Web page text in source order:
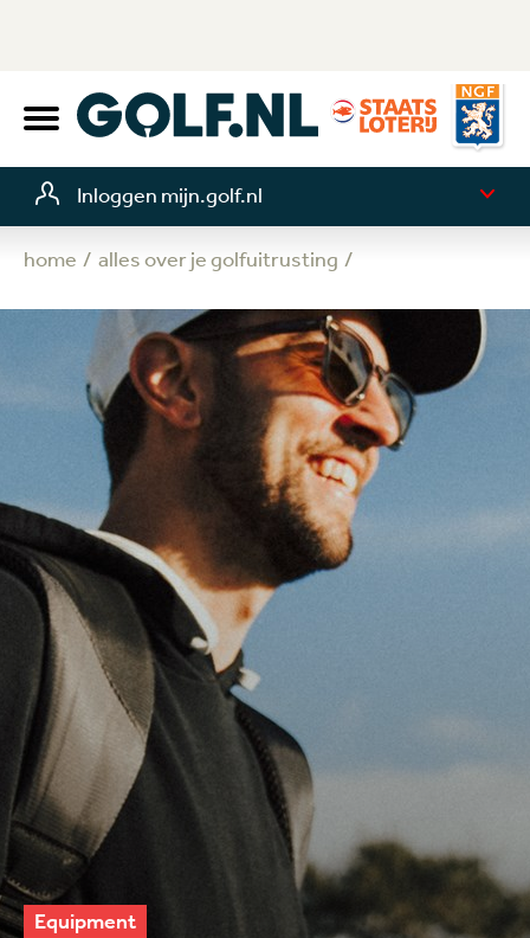
Inloggen mijn.golf.nl
home alles over je golfuitrusting
Equipment